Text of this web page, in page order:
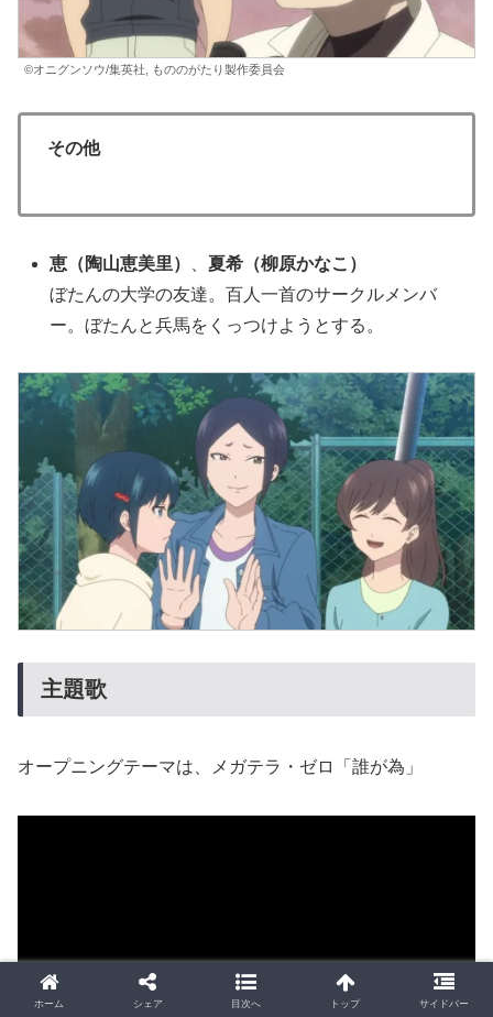
©オニグンソウ/集英社, もののがたり製作委員会
その他
恵 （陶山恵美里） 、夏希 （柳原かなこ）
ぼたんの大学の友達。百人一首のサークルメンバ
ー。ぼたんと兵馬をくっつけようとする。
主題歌
オープニングテーマは、メガテラ・ゼロ「誰が為」
ホーム シェア 目次へ トップ サイドバー